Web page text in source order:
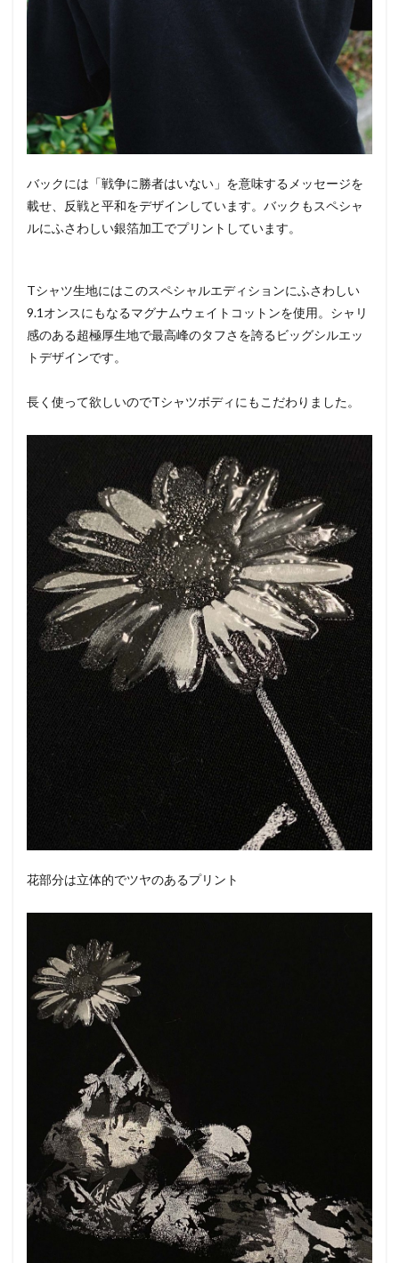
バックには「戦争に勝者はいない」を意味するメッセージを
載せ、反戦と平和をデザインしています。バックもスペシャ
ルにふさわしい銀箔加工でプリントしています。
Tシャツ生地にはこのスペシャルエディションにふさわしい
9.1オンスにもなるマグナムウェイトコットンを使用。シャリ
感のある超極厚生地で最高峰のタフさを誇るビッグシルエッ
トデザインです。
長く使って欲しいのでTシャツボディにもこだわりました。
花部分は立体的でツヤのあるプリント